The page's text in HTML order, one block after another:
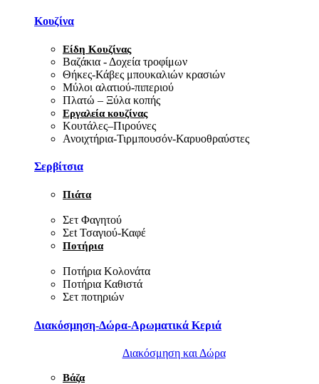
Κουζίνα
Είδη Κουζίνας
Βαζάκια - Δοχεία τροφίμων
Θήκες-Κάβες μπουκαλιών κρασιών
Μύλοι αλατιού-πιπεριού
Πλατώ – Ξύλα κοπής
Εργαλεία κουζίνας
Κουτάλες–Πιρούνες
Ανοιχτήρια-Τιρμπουσόν-Καρυοθραύστες
Σερβίτσια
Πιάτα
Σετ Φαγητού
Σεt Τσαγιού-Καφέ
Ποτήρια
Ποτήρια Κολονάτα
Ποτήρια Καθιστά
Σετ ποτηριών
Διακόσμηση-Δώρα-Αρωματικά Κεριά
Διακόσμηση και Δώρα
Βάζα